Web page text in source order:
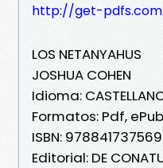
http://get-
LOS NETANYAHUS
JOSHUA COHEN
Idioma:
Formatos: Pdf,
ISBN:
Editorial: DE